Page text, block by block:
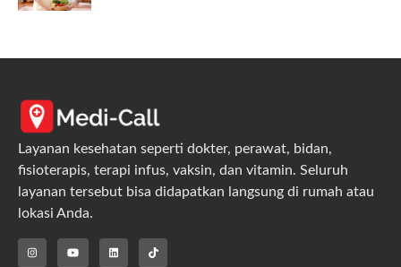
Layanan kesehatan seperti dokter, perawat, bidan,
fisioterapis, terapi infus, vaksin, dan vitamin. Seluruh
layanan tersebut bisa didapatkan langsung di rumah atau
lokasi Anda.